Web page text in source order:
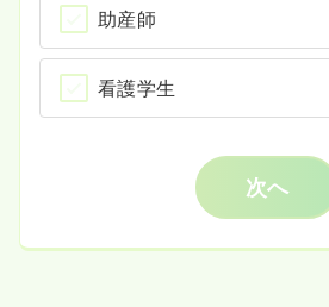
助産師
看護学生
次へ